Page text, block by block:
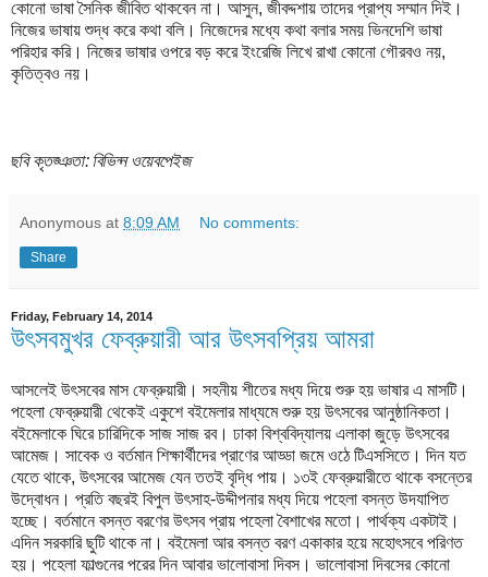
কোনো ভাষা সৈনিক জীবিত থাকবেন না। আসুন, জীবদ্দশায় তাদের প্রাপ্য সম্মান দিই।
নিজের ভাষায় শুদ্ধ করে কথা বলি। নিজেদের মধ্যে কথা বলার সময় ভিনদেশি ভাষা
পরিহার করি। নিজের ভাষার ওপরে বড় করে ইংরেজি লিখে রাখা কোনো গৌরবও নয়,
কৃতিত্বও নয়।
ছবি কৃতজ্ঞতা: বিভিন্ন ওয়েবপেইজ
Anonymous at 8:09 AM No comments:
Share
Friday, February 14, 2014
উৎসবমুখর ফেব্রুয়ারী আর উৎসবপ্রিয় আমরা
আসলেই উৎসবের মাস ফেব্রুয়ারী। সহনীয় শীতের মধ্য দিয়ে শুরু হয় ভাষার এ মাসটি।
পহেলা ফেব্রুয়ারী থেকেই একুশে বইমেলার মাধ্যমে শুরু হয় উৎসবের আনুষ্ঠানিকতা।
বইমেলাকে ঘিরে চারিদিকে সাজ সাজ রব। ঢাকা বিশ্ববিদ্যালয় এলাকা জুড়ে উৎসবের
আমেজ। সাবেক ও বর্তমান শিক্ষার্থীদের প্রাণের আড্ডা জমে ওঠে টিএসসিতে। দিন যত
যেতে থাকে, উৎসবের আমেজ যেন ততই বৃদ্ধি পায়। ১৩ই ফেব্রুয়ারীতে থাকে বসন্তের
উদ্বোধন। প্রতি বছরই বিপুল উৎসাহ-উদ্দীপনার মধ্য দিয়ে পহেলা বসন্ত উদযাপিত
হচ্ছে। বর্তমানে বসন্ত বরণের উৎসব প্রায় পহেলা বৈশাখের মতো। পার্থক্য একটাই।
এদিন সরকারি ছুটি থাকে না। বইমেলা আর বসন্ত বরণ একাকার হয়ে মহোৎসবে পরিণত
হয়। পহেলা ফাল্গুনের পরের দিন আবার ভালোবাসা দিবস। ভালোবাসা দিবসের কোনো